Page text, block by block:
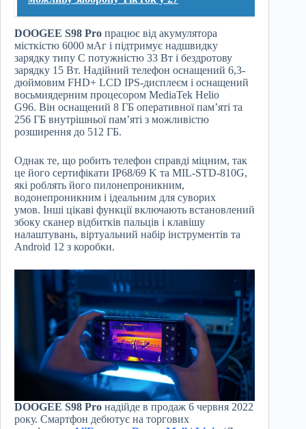
DOOGEE S98 Pro працює від акумулятора
місткістю 6000 мАг і підтримує надшвидку
зарядку типу C потужністю 33 Вт і бездротову
зарядку 15 Вт. Надійний телефон оснащений 6,3-
дюймовим FHD+ LCD IPS-дисплеєм і оснащений
восьмиядерним процесором MediaTek Helio
G96. Він оснащений 8 ГБ оперативної пам’яті та
256 ГБ внутрішньої пам’яті з можливістю
розширення до 512 ГБ.
Однак те, що робить телефон справді міцним, так
це його сертифікати IP68/69 K та MIL-STD-810G,
які роблять його пилонепроникним,
водонепроникним і ідеальним для суворих
умов. Інші цікаві функції включають встановлений
збоку сканер відбитків пальців і клавішу
налаштувань, віртуальний набір інструментів та
Android 12 з коробки.
DOOGEE S98 Pro надійде в продаж 6 червня 2022
року. Смартфон дебютує на торгових